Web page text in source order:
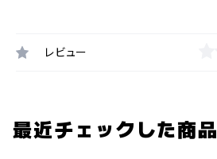
レビュー
最近チェックした商品